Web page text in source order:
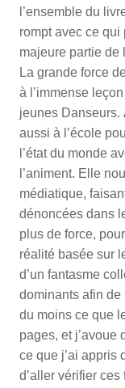
l’ensemble du
rompt avec ce qui
majeure partie de
La grande force
à l’immense
jeunes Danseurs.
aussi à l’école
l’état du monde
l’animent. Elle
médiatique,
dénoncées dans
plus de force,
réalité basée sur
d’un fantasme
dominants afin de
du moins ce que
pages, et j’avoue
ce que j’ai appris
d’aller vérifier